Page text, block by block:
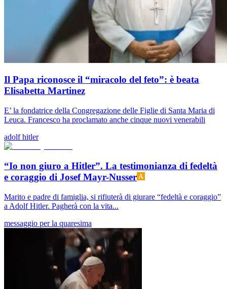
Il Papa riconosce il “miracolo del feto”: è beata
Elisabetta Martinez
E’ la fondatrice della Congregazione delle Figlie di Santa Maria di
Leuca. Francesco ha proclamato anche cinque nuovi venerabili
adolf hitler
“Io non giuro a Hitler”. La testimonianza di fedeltà
e coraggio di Josef Mayr-Nusser
Marito e padre di famiglia, si rifiuterà di giurare “fedeltà e coraggio”
a Adolf Hitler. Pagherà con la vita...
messaggio per la quaresima